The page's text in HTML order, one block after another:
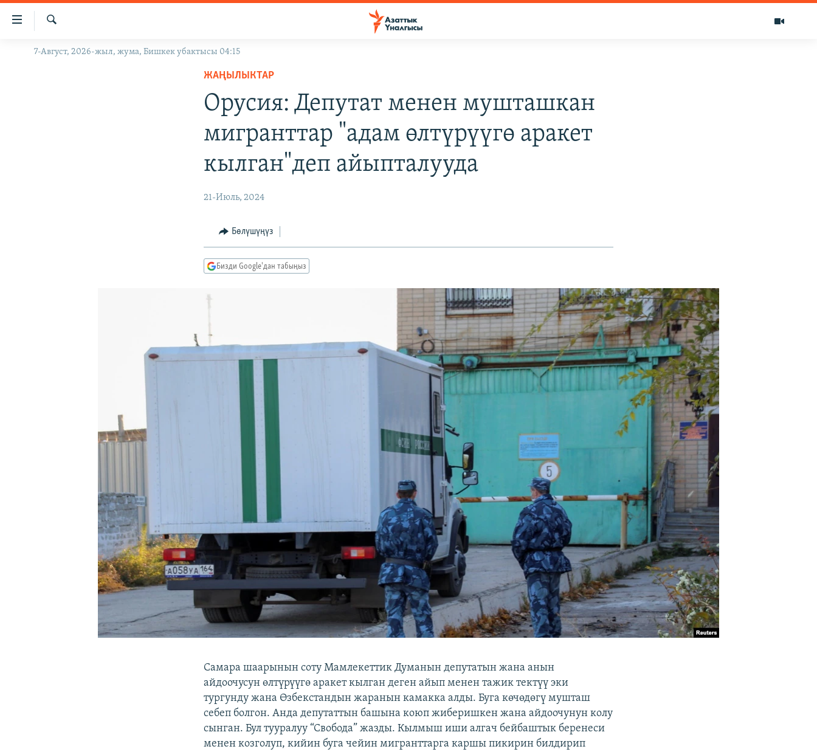
Линктер
Мазмунга
Навигацияга
ЖАҢЫЛЫКТАР
Издөө
7-Август, 2026-жыл, жума, Бишкек убактысы 04:15
ЖАҢЫЛЫКТАР
Орусия: Депутат менен мушташкан
мигранттар "адам өлтүрүүгө аракет
кылган"деп айыпталууда
21-Июль, 2024
Бөлүшүңүз
Бизди Google'дан табыңыз
Самара шаарынын соту Мамлекеттик Думанын депутатын жана анын
айдоочусун өлтүрүүгө аракет кылган деген айып менен тажик тектүү эки
тургунду жана Өзбекстандын жаранын камакка алды. Буга көчөдөгү мушташ
себеп болгон. Анда депутаттын башына коюп жиберишкен жана айдоочунун колу
сынган. Бул тууралуу “Свобода” жазды. Кылмыш иши алгач бейбаштык беренеси
менен козголуп, кийин буга чейин мигранттарга каршы пикирин билдирип